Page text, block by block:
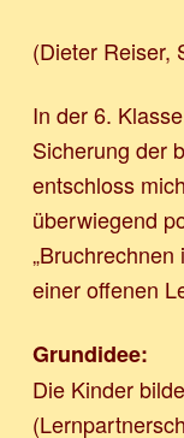
(Dieter Reiser,
In der 6.
Sicherung der
entschloss
überwiegend
einer offenen
Grundidee:
Die Kinder